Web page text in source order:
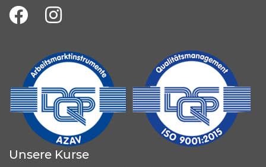
Unsere Kurse